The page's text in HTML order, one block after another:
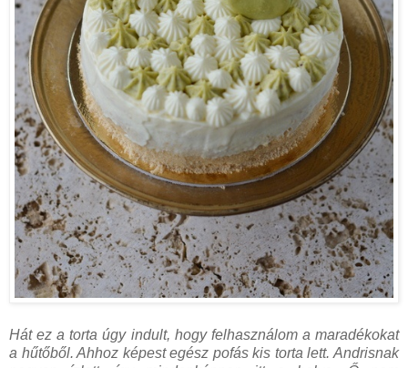
Hát ez a torta úgy indult, hogy felhasználom a maradékokat
a hűtőből. Ahhoz képest egész pofás kis torta lett. Andrisnak